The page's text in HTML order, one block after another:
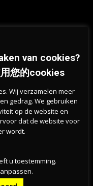
布支持
口增长降
van cookies?
您的cookies
Wij verzamelen meer
gedrag. We gebruiken
op de website en
dat de website voor
wordt.
u toestemming.